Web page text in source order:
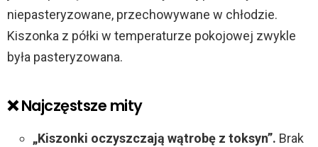
niepasteryzowane, przechowywane w chłodzie.
Kiszonka z półki w temperaturze pokojowej zwykle
była pasteryzowana.
❌ Najczęstsze mity
„Kiszonki oczyszczają wątrobę z toksyn”. Brak